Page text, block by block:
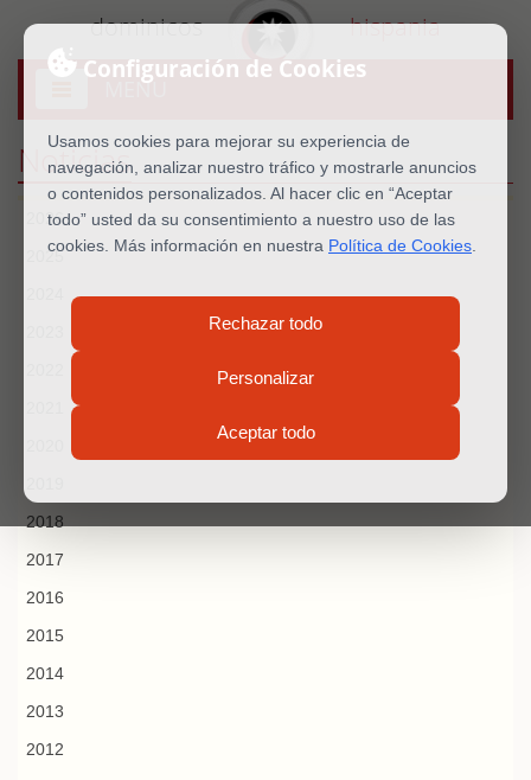
Configuración de Cookies
Usamos cookies para mejorar su experiencia de
navegación, analizar nuestro tráfico y mostrarle anuncios
o contenidos personalizados. Al hacer clic en “Aceptar
todo” usted da su consentimiento a nuestro uso de las
cookies. Más información en nuestra Política de Cookies
Rechazar todo
Personalizar
Aceptar todo
dominicos hispania
MENU
Noticias
2026
2025
2018
2017
2016
2015
2014
2013
2012